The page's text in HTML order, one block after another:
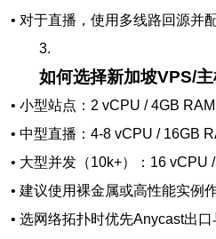
• 对于直播，使用多线路回源并
3.
如何选择新加坡VPS/
• 小型站点：2 vCPU / 4GB
• 中型直播：4-8 vCPU / 16GB
• 大型并发（10k+）：16 vCPU
• 建议使用裸金属或高性能实例
• 选网络拓扑时优先Anycast出